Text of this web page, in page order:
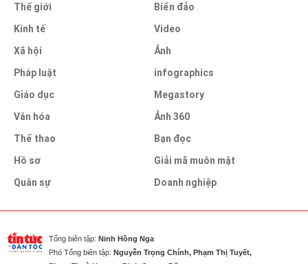
Thế giới
Kinh tế
Xã hội
Pháp luật
Giáo dục
Văn hóa
Thể thao
Hồ sơ
Quân sự
Biển đảo
Video
Ảnh
infographics
Megastory
Ảnh 360
Bạn đọc
Giải mã muôn mặt
Doanh nghiệp
Tổng biên tập: Ninh Hồng Nga
Phó Tổng biên tập: Nguyễn Trọng Chính, Phạm Thị Tuyết,